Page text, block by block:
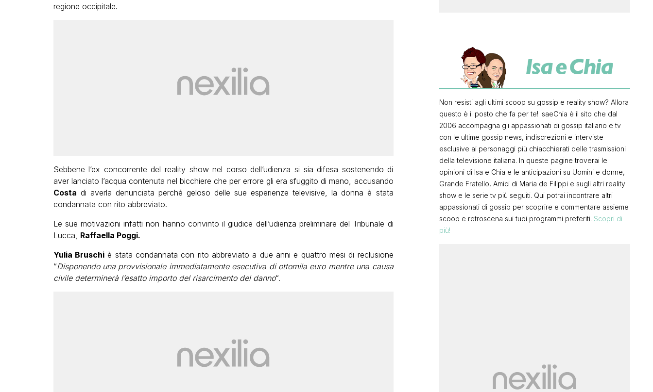
regione occipitale.
Sebbene l’ex concorrente del reality show nel corso dell’udienza si sia difesa sostenendo di
aver lanciato l’acqua contenuta nel bicchiere che per errore gli era sfuggito di mano, accusando
Costa di averla denunciata perché geloso delle sue esperienze televisive, la donna è stata
condannata con rito abbreviato.
Le sue motivazioni infatti non hanno convinto il giudice dell’udienza preliminare del Tribunale di
Lucca, Raffaella Poggi.
Yulia Bruschiè stata condannata con rito abbreviato a due anni e quattro mesi di reclusione
“Disponendo una provvisionale immediatamente esecutiva di ottomila euro mentre una causa
civile determinerà l’esatto importo del risarcimento del danno“.
Non resisti agli ultimi scoop su gossip e reality show? Allora
questo è il posto che fa per te! IsaeChia è il sito che dal
2006 accompagna gli appassionati di gossip italiano e tv
con le ultime gossip news, indiscrezioni e interviste
esclusive ai personaggi più chiacchierati delle trasmissioni
della televisione italiana. In queste pagine troverai le
opinioni di Isa e Chia e le anticipazioni su Uomini e donne,
Grande Fratello, Amici di Maria de Filippi e sugli altri reality
show e le serie tv più seguiti. Qui potrai incontrare altri
appassionati di gossip per scoprire e commentare assieme
scoop e retroscena sui tuoi programmi preferiti. Scopri di
più!